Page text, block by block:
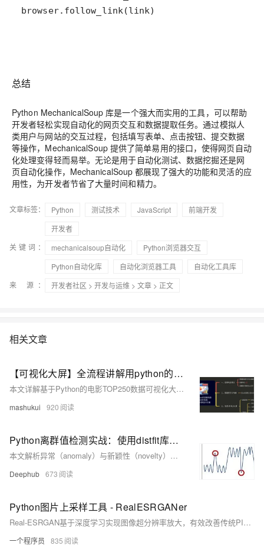
browser.follow_link(link)
总结
Python MechanicalSoup 库是一个强大而实用的工具，可以帮助
开发者轻松实现自动化的网页交互和数据提取任务。通过模拟人
类用户与网站的交互过程，包括填写表单、点击按钮、提交数据
等操作，MechanicalSoup 提供了简单易用的接口，使得网页自动
化处理变得轻而易举。无论是用于自动化测试、数据挖掘还是网
页自动化操作，MechanicalSoup 都展现了强大的功能和灵活的应
用性，为开发者节省了大量时间和精力。
文章标签： Python 测试技术 JavaScript
前端开发
开发者
关键词：
mechanicalsoup自动化
Python浏览器交互
Python自动化库
自动化浏览器工具
自动化工具库
来 源：
开发者社区 > 开发与运维 > 文章 > 正文
相关文章
【可视化大屏】全流程讲解用python的pyecharts库实现拖拽可视化大屏的背后原理，简单粗暴！
本文详解基于Python的电影TOP250数据可视化大屏开发全流程，涵盖爬虫、数据存储、分析及可视化。使用requests+BeautifulSoup爬取数据，pandas存入MySQL，pyecharts实现柱状图、饼图、词云图、散点图等多种图表，并通过Page组件拖拽布局组合成大屏，支持多种主题切换，附完整源码与视频讲解。
mashukui 920
Python离群值检测实战：使用distfit库实现基于分布拟合的异常检测
本文解析异常（anomaly）与新颖性（novelty）检测的本质差异，结合distfit库演示基于概率密度拟合的单变量无监督异常检测方法，涵盖全局、上下文与集体离群值识别，助力构建高可解释性模型。
Deephub 673
Python图片上采样工具 - RealESRGANer
Real-ESRGAN基于深度学习实现图像超分辨率放大，有效改善传统PIL缩放的模糊问题。支持多种模型版本，推荐使用魔搭社区提供的预训练模型，适用于将小图高质量放大至大图，放大倍率越低效果越佳。
一个程序员 835